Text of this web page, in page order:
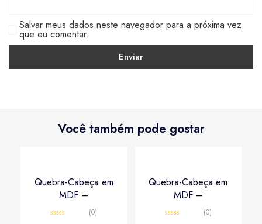
Salvar meus dados neste navegador para a próxima vez
que eu comentar.
Você também pode gostar
Quebra-Cabeça em
MDF –
(0)
Quebra-Cabeça em
MDF –
(0)